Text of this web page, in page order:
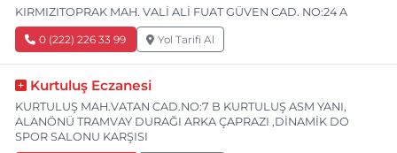
KIRMIZITOPRAK MAH. VALİ ALİ FUAT GÜVEN CAD. NO:24 A
0 (222) 226 33 99 Yol Tarifi Al
Kurtuluş Eczanesi
KURTULUŞ MAH.VATAN CAD.NO:7 B KURTULUŞ ASM YANI,
ALANÖNÜ TRAMVAY DURAĞI ARKA ÇAPRAZI ,DİNAMİK DO
SPOR SALONU KARŞISI